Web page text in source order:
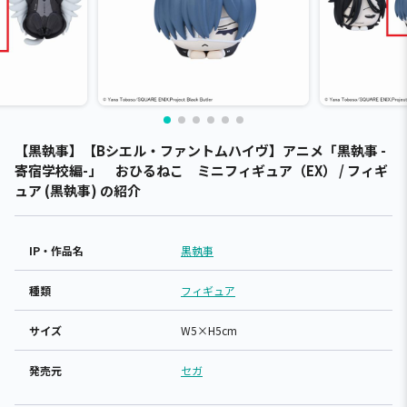
【黒執事】【Bシエル・ファントムハイヴ】アニメ「黒執事 -
寄宿学校編-」 おひるねこ ミニフィギュア（EX） / フィギ
ュア (黒執事) の紹介
IP・作品名 黒執事
種類 フィギュア
サイズ W5×H5cm
発売元 セガ